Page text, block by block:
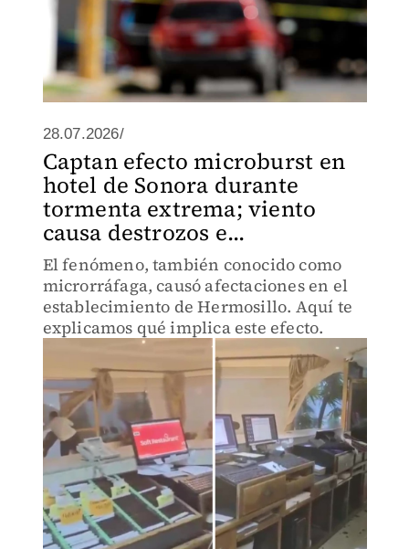
28.07.2026/
Captan efecto microburst en
hotel de Sonora durante
tormenta extrema; viento
causa destrozos e...
El fenómeno, también conocido como
microrráfaga, causó afectaciones en el
establecimiento de Hermosillo. Aquí te
explicamos qué implica este efecto.